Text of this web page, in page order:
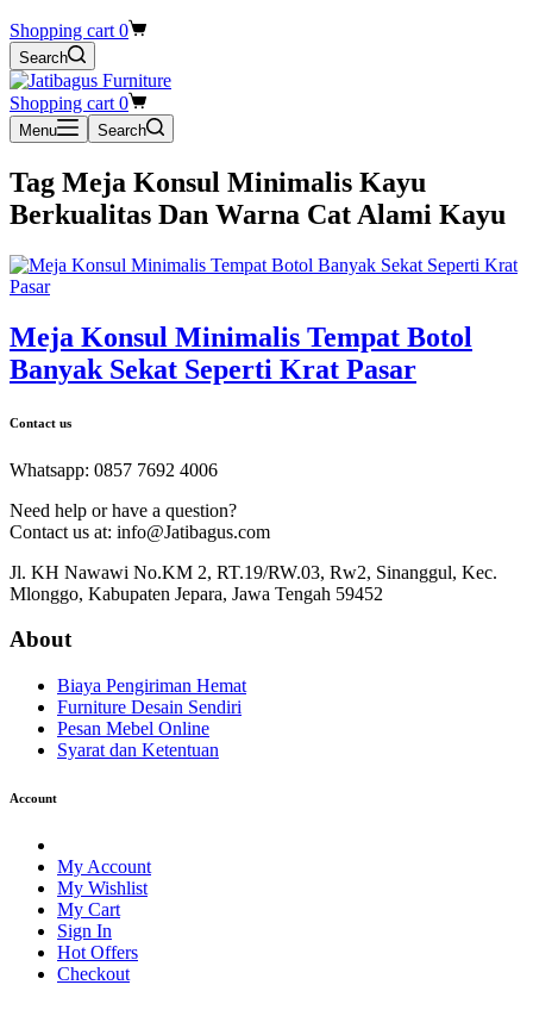
Shopping cart 0
Search
Shopping cart 0
Menu Search
Tag Meja Konsul Minimalis Kayu
Berkualitas Dan Warna Cat Alami Kayu
Meja Konsul Minimalis Tempat Botol
Banyak Sekat Seperti Krat Pasar
Contact us
Whatsapp: 0857 7692 4006
Need help or have a question?
Contact us at: info@Jatibagus.com
Jl. KH Nawawi No.KM 2, RT.19/RW.03, Rw2, Sinanggul, Kec.
Mlonggo, Kabupaten Jepara, Jawa Tengah 59452
About
Biaya Pengiriman Hemat
Furniture Desain Sendiri
Pesan Mebel Online
Syarat dan Ketentuan
Account
My Account
My Wishlist
My Cart
Sign In
Hot Offers
Checkout